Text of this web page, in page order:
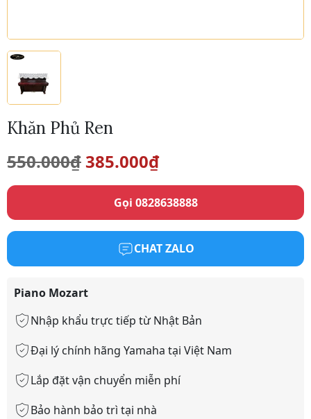
Khăn Phủ Ren
550.000₫ Giá
gốc
550.000₫.
385.000₫Giá
hiện
tại
là:
385.000₫.
Gọi 0828638888
CHAT ZALO
Piano Mozart
Nhập khẩu trực tiếp từ Nhật Bản
Đại lý chính hãng Yamaha tại Việt Nam
Lắp đặt vận chuyển miễn phí
Bảo hành bảo trì tại nhà